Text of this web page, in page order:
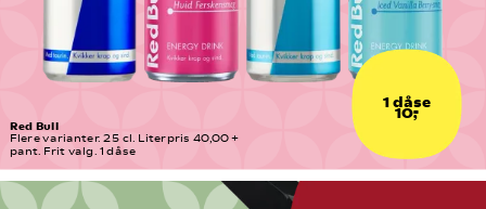
1 dåse
10,-
Red Bull
Flere varianter. 25 cl. Literpris 40,00 +
pant. Frit valg. 1 dåse